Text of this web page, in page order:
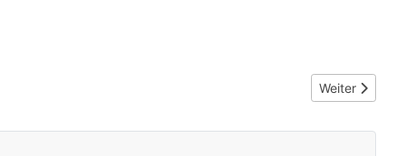
Nächster
Weiter